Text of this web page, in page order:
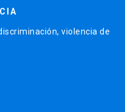
violencia de